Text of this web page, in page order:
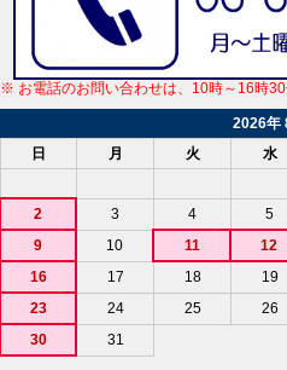
※ お電話のお問い合わせは、10時～16時30
2026年
日
月 火 水
2
3 4 5
9
10 11 12
16
17 18 19
23
24 25 26
30
31